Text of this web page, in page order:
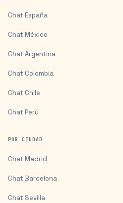
Chat España
Chat México
Chat Argentina
Chat Colombia
Chat Chile
Chat Perú
POR CIUDAD
Chat Madrid
Chat Barcelona
Chat Sevilla